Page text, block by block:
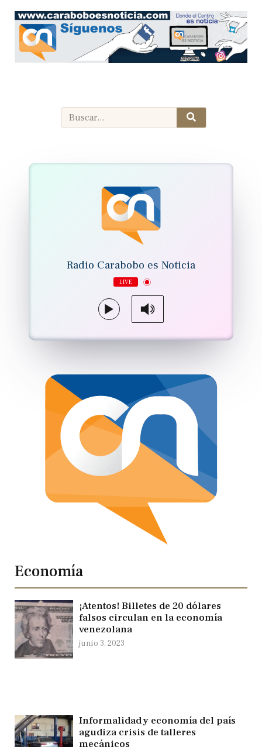
Radio Carabobo es Noticia
LIVE
Economía
¡Atentos! Billetes de 20 dólares
falsos circulan en la economía
venezolana
junio 3, 2023
Informalidad y economía del país
agudiza crisis de talleres
mecánicos